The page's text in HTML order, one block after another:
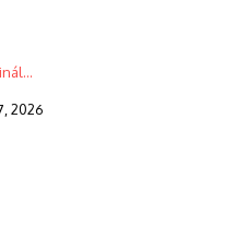
2026